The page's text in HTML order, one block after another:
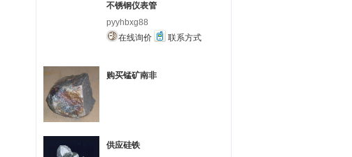
不锈钢仪表管
pyyhbxg88
在线询价
联系方式
购买锰矿南非
供应硅铁